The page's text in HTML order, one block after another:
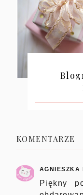
KOMENTARZE
AGNIESZKA
Piękny